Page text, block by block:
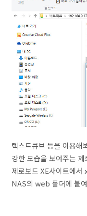
텍스트큐브 등을 이용해
강한 모습을 보여주는
제로보드 XE사이트에서
NAS의 web 폴더에 붙